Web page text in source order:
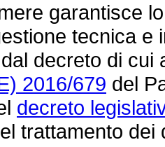
garantisce lo
tecnica e
decreto di cui
2016/679 del
decreto
trattamento